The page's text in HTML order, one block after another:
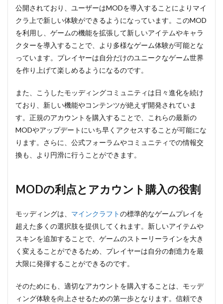
公開されており、ユーザーはMODを導入することによりマイ
クラ上で新しい体験ができるようになっています。このMOD
を利用し、ゲームの機能を拡張して新しいアイテムやキャラ
クターを導入することで、より多様なゲーム体験が可能とな
っています。プレイヤーは自分だけのユニークなゲーム世界
を作り上げて楽しめるようになるのです。
また、こうしたモッディングコミュニティは日々進化を続け
ており、新しい機能やコンテンツが絶えず開発されていま
す。正規のアカウントを購入することで、これらの最新の
MODやアップデートにいち早くアクセスすることが可能にな
ります。さらに、公式フォーラムやコミュニティでの情報交
換も、より円滑に行うことができます。
MODの利点とアカウント購入の役割
モッディングは、 マインクラフトの標準的なゲームプレイを
超えた多くの選択肢を提供してくれます。新しいアイテムや
スキンを追加することで、ゲームのストーリーラインを大き
く変えることができるため、プレイヤーは自分の創造力を最
大限に発揮することができるのです。
そのためにも、適切なアカウントを購入することは、モッデ
ィング体験を向上させるための第一歩となります。信頼でき